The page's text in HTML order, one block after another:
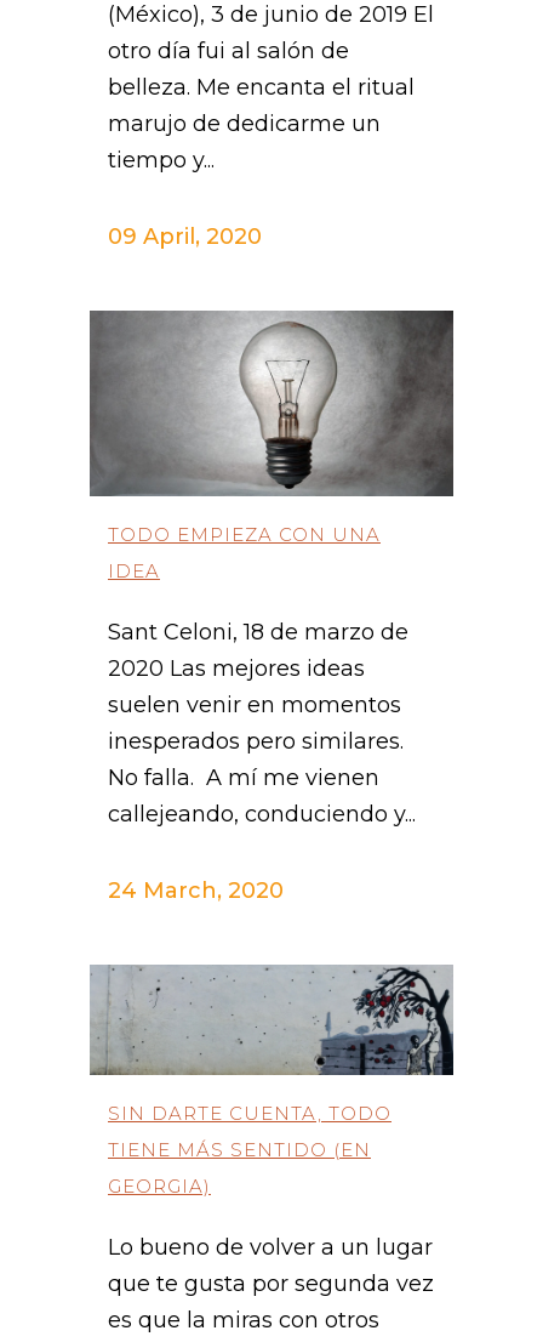
(México), 3 de junio de 2019 El
otro día fui al salón de
belleza. Me encanta el ritual
marujo de dedicarme un
tiempo y...
09 April, 2020
TODO EMPIEZA CON UNA
IDEA
Sant Celoni, 18 de marzo de
2020 Las mejores ideas
suelen venir en momentos
inesperados pero similares.
No falla. A mí me vienen
callejeando, conduciendo y...
24 March, 2020
SIN DARTE CUENTA, TODO
TIENE MÁS SENTIDO (EN
GEORGIA)
Lo bueno de volver a un lugar
que te gusta por segunda vez
es que la miras con otros